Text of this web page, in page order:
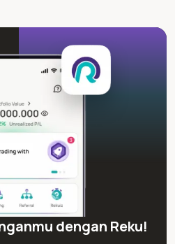
dengan Reku!